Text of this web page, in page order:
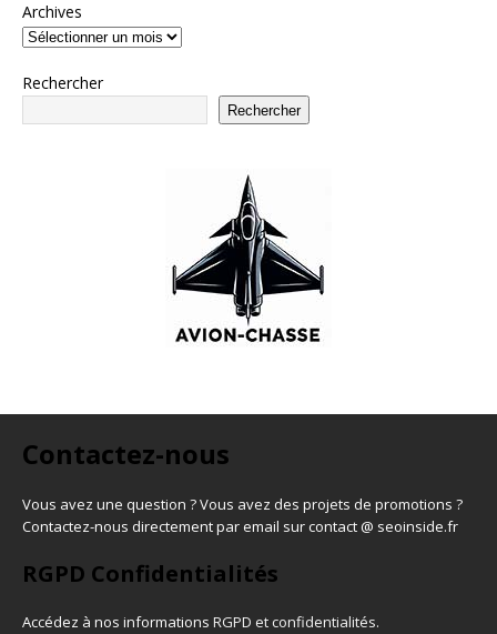
Archives
Rechercher
Rechercher
Contactez-nous
Vous avez une question ? Vous avez des projets de promotions ?
Contactez-nous directement par email sur contact @ seoinside.fr
RGPD Confidentialités
Accédez à nos informations RGPD et confidentialités.